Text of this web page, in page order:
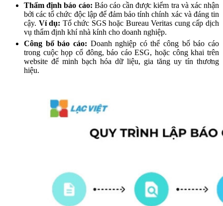
Thẩm định báo cáo: Báo cáo cần được kiểm tra và xác nhận
bởi các tổ chức độc lập để đảm bảo tính chính xác và đáng tin
cậy. Ví dụ: Tổ chức SGS hoặc Bureau Veritas cung cấp dịch
vụ thẩm định khí nhà kính cho doanh nghiệp.
Công bố báo cáo: Doanh nghiệp có thể công bố báo cáo
trong cuộc họp cổ đông, báo cáo ESG, hoặc công khai trên
website để minh bạch hóa dữ liệu, gia tăng uy tín thương
hiệu.